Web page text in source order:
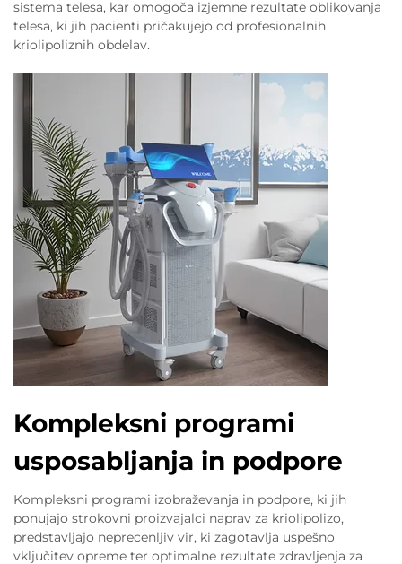
sistema telesa, kar omogoča izjemne rezultate oblikovanja
telesa, ki jih pacienti pričakujejo od profesionalnih
kriolipoliznih obdelav.
Kompleksni programi
usposabljanja in podpore
Kompleksni programi izobraževanja in podpore, ki jih
ponujajo strokovni proizvajalci naprav za kriolipolizo,
predstavljajo neprecenljiv vir, ki zagotavlja uspešno
vključitev opreme ter optimalne rezultate zdravljenja za